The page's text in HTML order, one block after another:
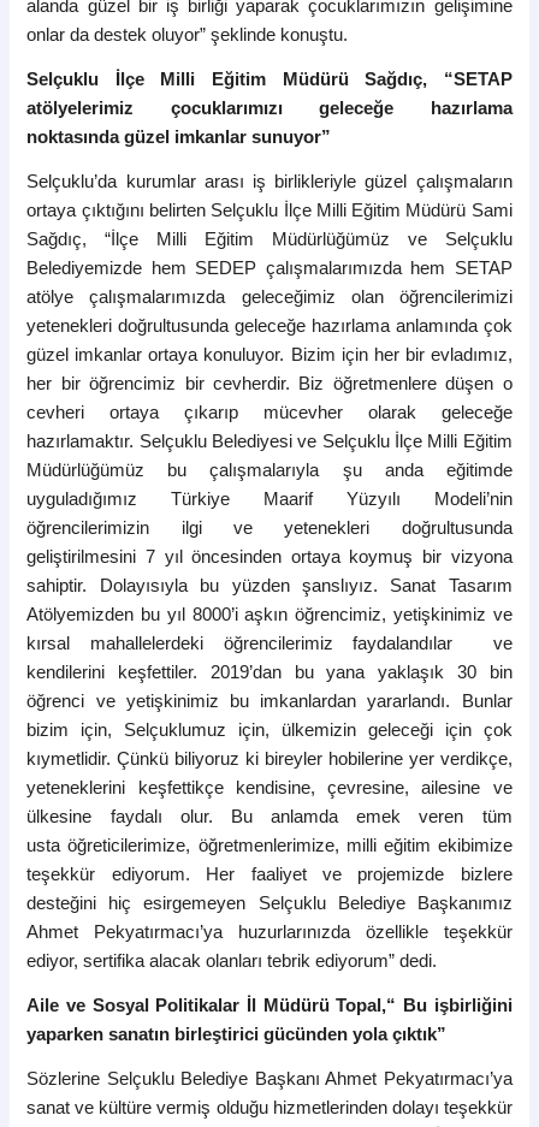
alanda güzel bir iş birliği yaparak çocuklarımızın gelişimine
onlar da destek oluyor” şeklinde konuştu.
Selçuklu İlçe Milli Eğitim Müdürü Sağdıç, “SETAP
atölyelerimiz çocuklarımızı geleceğe hazırlama
noktasında güzel imkanlar sunuyor”
Selçuklu’da kurumlar arası iş birlikleriyle güzel çalışmaların
ortaya çıktığını belirten Selçuklu İlçe Milli Eğitim Müdürü Sami
Sağdıç, “İlçe Milli Eğitim Müdürlüğümüz ve Selçuklu
Belediyemizde hem SEDEP çalışmalarımızda hem SETAP
atölye çalışmalarımızda geleceğimiz olan öğrencilerimizi
yetenekleri doğrultusunda geleceğe hazırlama anlamında çok
güzel imkanlar ortaya konuluyor. Bizim için her bir evladımız,
her bir öğrencimiz bir cevherdir. Biz öğretmenlere düşen o
cevheri ortaya çıkarıp mücevher olarak geleceğe
hazırlamaktır. Selçuklu Belediyesi ve Selçuklu İlçe Milli Eğitim
Müdürlüğümüz bu çalışmalarıyla şu anda eğitimde
uyguladığımız Türkiye Maarif Yüzyılı Modeli’nin
öğrencilerimizin ilgi ve yetenekleri doğrultusunda
geliştirilmesini 7 yıl öncesinden ortaya koymuş bir vizyona
sahiptir. Dolayısıyla bu yüzden şanslıyız. Sanat Tasarım
Atölyemizden bu yıl 8000’i aşkın öğrencimiz, yetişkinimiz ve
kırsal mahallelerdeki öğrencilerimiz faydalandılar ve
kendilerini keşfettiler. 2019’dan bu yana yaklaşık 30 bin
öğrenci ve yetişkinimiz bu imkanlardanyararlandı. Bunlar
bizim için, Selçuklumuz için, ülkemizin geleceği için çok
kıymetlidir. Çünkü biliyoruz ki bireyler hobilerine yer verdikçe,
yeteneklerini keşfettikçe kendisine, çevresine, ailesine ve
ülkesine faydalı olur. Bu anlamda emek veren tüm
ustaöğreticilerimize, öğretmenlerimize, milli eğitim ekibimize
teşekkür ediyorum. Her faaliyet ve projemizde bizlere
desteğini hiç esirgemeyen Selçuklu Belediye Başkanımız
Ahmet Pekyatırmacı’ya huzurlarınızda özellikle teşekkür
ediyor, sertifika alacak olanları tebrik ediyorum” dedi.
Aile ve Sosyal Politikalar İl Müdürü Topal,“ Bu işbirliğini
yaparken sanatın birleştirici gücünden yola çıktık”
Sözlerine Selçuklu Belediye Başkanı Ahmet Pekyatırmacı’ya
sanat ve kültüre vermiş olduğu hizmetlerinden dolayı teşekkür